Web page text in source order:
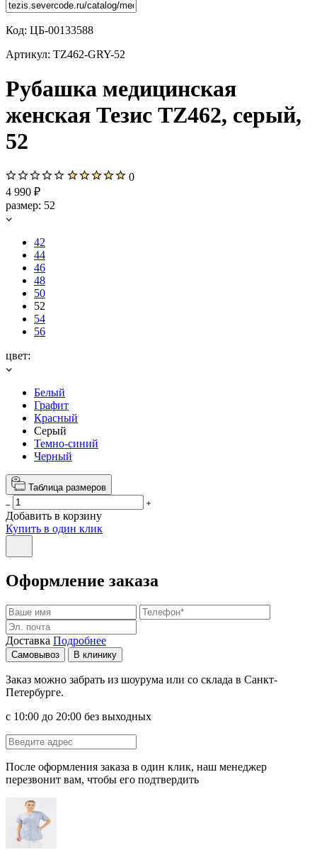
Код: ЦБ-00133588
Артикул: TZ462-GRY-52
Рубашка медицинская
женская Тезис TZ462, серый,
52
0
4 990 ₽
размер: 52
42
44
46
48
50
52
54
56
цвет:
Белый
Графит
Красный
Серый
Темно-синий
Черный
Таблица размеров
Добавить в корзину
Купить в один клик
Оформление заказа
Доставка Подробнее
Самовывоз В клинику
Заказ можно забрать из шоурума или со склада в Санкт-
Петербурге.
с 10:00 до 20:00 без выходных
После оформления заказа в один клик, наш менеджер
перезвонит вам, чтобы его подтвердить